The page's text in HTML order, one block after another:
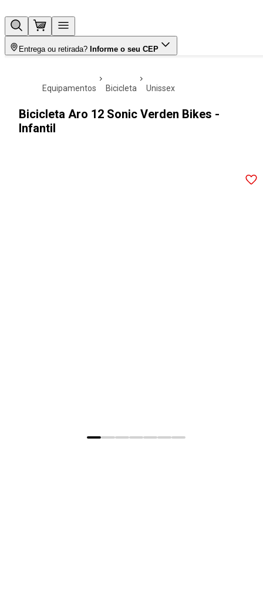
Entrega ou retirada? Informe o seu CEP
equipamentos bicicleta unissex
Bicicleta Aro 12 Sonic Verden Bikes -
Infantil